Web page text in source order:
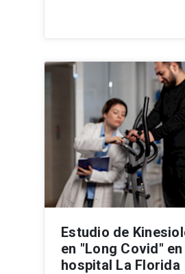
Estudio de
en "Long Covid"
hospital La Florida